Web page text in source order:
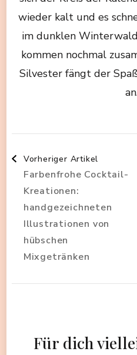
wieder kalt und es
im dunklen
kommen nochmal
Silvester fängt der
Vorheriger Artikel
Farbenfrohe Cocktail-
Kreationen:
handgezeichneten
Illustrationen von
hübschen
Mixgetränken
Für dich